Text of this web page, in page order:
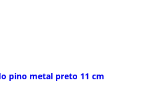
pino metal preto 11 cm